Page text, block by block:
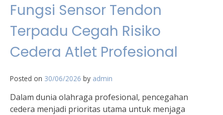
Fungsi Sensor Tendon
Terpadu Cegah Risiko
Cedera Atlet Profesional
Posted on 30/06/2026 by admin
Dalam dunia olahraga profesional, pencegahan
cedera menjadi prioritas utama untuk menjaga